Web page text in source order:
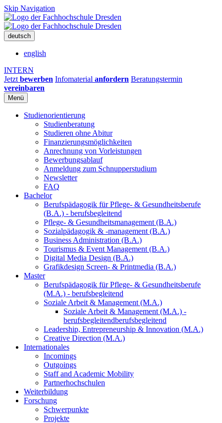
Skip Navigation
deutsch
english
INTERN
Jetzt bewerben Infomaterial anfordern Beratungstermin
vereinbaren
Menü
Studienorientierung
Studienberatung
Studieren ohne Abitur
Finanzierungsmöglichkeiten
Anrechnung von Vorleistungen
Bewerbungsablauf
Anmeldung zum Schnupperstudium
Newsletter
FAQ
Bachelor
Berufspädagogik für Pflege- & Gesundheitsberufe
(B.A.) - berufsbegleitend
Pflege- & Gesundheitsmanagement (B.A.)
Sozialpädagogik & -management (B.A.)
Business Administration (B.A.)
Tourismus & Event Management (B.A.)
Digital Media Design (B.A.)
Grafikdesign Screen- & Printmedia (B.A.)
Master
Berufspädagogik für Pflege- & Gesundheitsberufe
(M.A.) - berufsbegleitend
Soziale Arbeit & Management (M.A.)
Soziale Arbeit & Management (M.A.) -
berufsbegleitendberufsbegleitend
Leadership, Entrepreneurship & Innovation (M.A.)
Creative Direction (M.A.)
Internationales
Incomings
Outgoings
Staff and Academic Mobility
Partnerhochschulen
Weiterbildung
Forschung
Schwerpunkte
Projekte